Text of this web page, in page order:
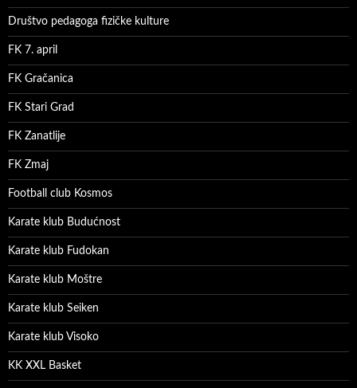
Društvo pedagoga fizičke kulture
FK 7. april
FK Gračanica
FK Stari Grad
FK Zanatlije
FK Zmaj
Football club Kosmos
Karate klub Budućnost
Karate klub Fudokan
Karate klub Moštre
Karate klub Seiken
Karate klub Visoko
KK XXL Basket